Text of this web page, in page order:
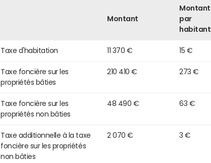
Montant
Montant
par
habitant
Taxe d'habitation 11 370 € 15 €
Taxe foncière sur les
propriétés bâties
210 410 € 273 €
Taxe foncière sur les
propriétés non bâties
48 490 € 63 €
Taxe additionnelle à la taxe
foncière sur les propriétés
non bâties
2 070 € 3 €